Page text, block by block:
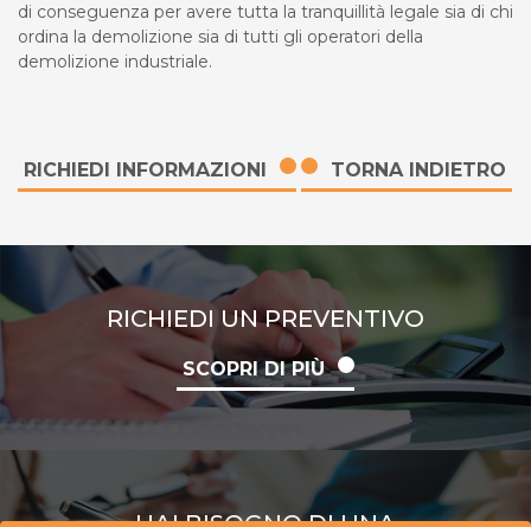
di conseguenza per avere tutta la tranquillità legale sia di chi
ordina la demolizione sia di tutti gli operatori della
demolizione industriale.
RICHIEDI INFORMAZIONI TORNA INDIETRO
RICHIEDI UN PREVENTIVO
SCOPRI DI PIÙ